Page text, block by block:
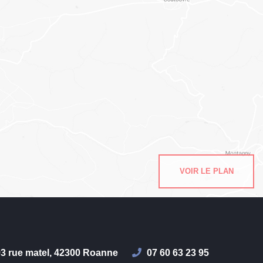
VOIR LE PLAN
rue matel, 42300 Roanne 07 60 63 23 95